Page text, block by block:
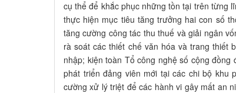
cụ thể để khắc phục những tồn tại trên từng
thực hiện mục tiêu tăng trưởng hai con số
tăng cường công tác thu thuế và giải ngân
rà soát các thiết chế văn hóa và trang thiết
nhập; kiện toàn Tổ công nghệ số cộng
phát triển đảng viên mới tại các chi bộ khu
cường xử lý triệt để các hành vi gây mất an